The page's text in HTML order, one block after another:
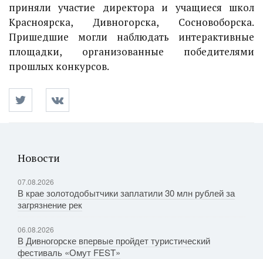
приняли участие директора и учащиеся школ
Красноярска, Дивногорска, Сосновоборска.
Пришедшие могли наблюдать интерактивные
площадки, организованные победителями
прошлых конкурсов.
Новости
07.08.2026
В крае золотодобытчики заплатили 30 млн рублей за
загрязнение рек
06.08.2026
В Дивногорске впервые пройдет туристический
фестиваль «Омут FEST»